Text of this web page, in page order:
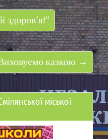
казкою →
міської